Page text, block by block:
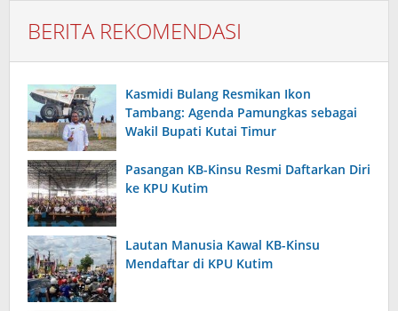
BERITA REKOMENDASI
Kasmidi Bulang Resmikan Ikon
Tambang: Agenda Pamungkas sebagai
Wakil Bupati Kutai Timur
Pasangan KB-Kinsu Resmi Daftarkan Diri
ke KPU Kutim
Lautan Manusia Kawal KB-Kinsu
Mendaftar di KPU Kutim